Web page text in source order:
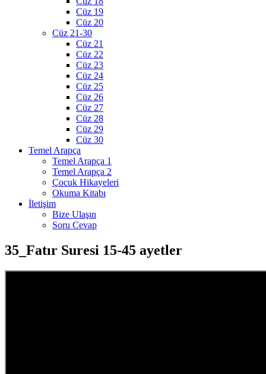
Cüz 19
Cüz 20
Cüz 21-30
Cüz 21
Cüz 22
Cüz 23
Cüz 24
Cüz 25
Cüz 26
Cüz 27
Cüz 28
Cüz 29
Cüz 30
Temel Arapça
Temel Arapça 1
Temel Arapça 2
Çocuk Hikayeleri
Okuma Kitabı
İletişim
Bize Ulaşın
Soru Cevap
35_Fatır Suresi 15-45 ayetler